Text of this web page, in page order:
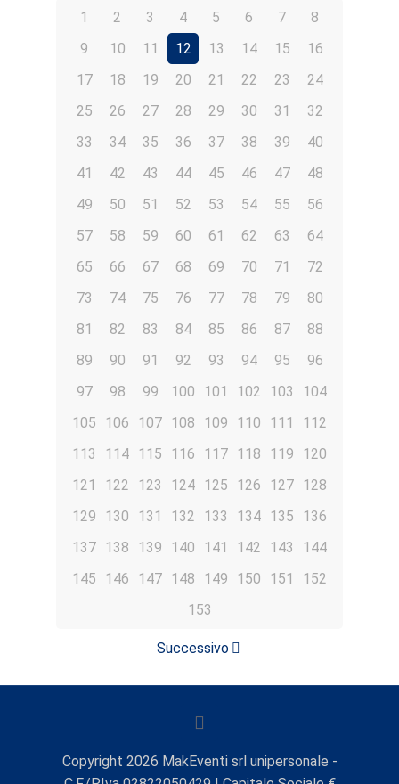
1 2 3 4 5 6 7
8
9
10 11 12 13 14 15
16
17
18 19 20 21 22 23
24
25
26 27 28 29 30 31
32
33
34 35 36 37 38 39
40
41
42 43 44 45 46 47
48
49
50 51 52 53 54 55
56
57
58 59 60 61 62 63
64
65
66 67 68 69 70 71
72
73
74 75 76 77 78 79
80
81
82 83 84 85 86 87
88
89
90 91 92 93 94 95
96
97
98 99 100 101 102 103
104
105
106 107 108 109 110 111
112
113
114 115 116 117 118 119
120
121
122 123 124 125 126 127 128
129
130 131 132 133 134 135
136
137 138 139 140 141 142 143
144
145
146 147 148 149 150 151
152
153
Successivo
Copyright 2026 MakEventi srl unipersonale -